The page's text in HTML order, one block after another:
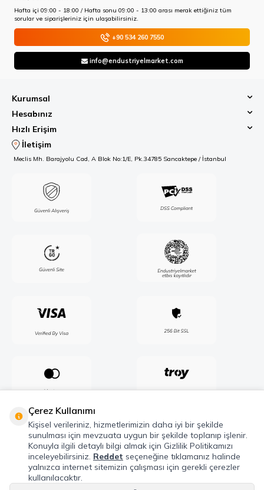
Hafta içi 09:00 - 18:00 / Hafta sonu 09:00 - 13:00 arası merak ettiğiniz tüm
sorular ve siparişleriniz için ulaşabilirsiniz.
+90 534 260 7550
info@endustriyelmarket.com
Kurumsal
Hesabınız
Hızlı Erişim
İletişim
Meclis Mh. Barajyolu Cad, A Blok No:1/E, Pk.34785 Sancaktepe / İstanbul
Çerez Kullanımı
Kişisel verileriniz, hizmetlerimizin daha iyi bir şekilde
sunulması için mevzuata uygun bir şekilde toplanıp işlenir.
Konuyla ilgili detaylı bilgi almak için Gizlilik Politikamızı
inceleyebilirsiniz. Reddet seçeneğine tıklamanız halinde
yalnızca internet sitemizin çalışması için gerekli çerezler
kullanılacaktır.